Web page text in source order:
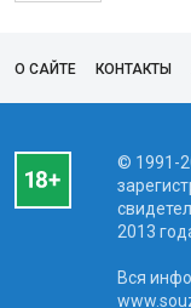
О САЙТЕ КОНТАКТЫ
© 1991-
2013
Вся